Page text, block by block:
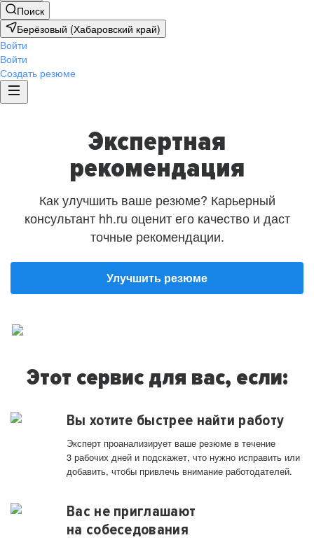
Поиск
Берёзовый (Хабаровский край)
Войти
Войти
Создать резюме
Экспертная
рекомендация
Как улучшить ваше резюме? Карьерный
консультант hh.ru оценит его качество и даст
точные рекомендации.
Улучшить резюме
Этот сервис для вас, если:
Вы хотите быстрее найти работу
Эксперт проанализирует ваше резюме в течение
3 рабочих дней и подскажет, что нужно исправить или
добавить, чтобы привлечь внимание работодателей.
Вас не приглашают
на собеседования